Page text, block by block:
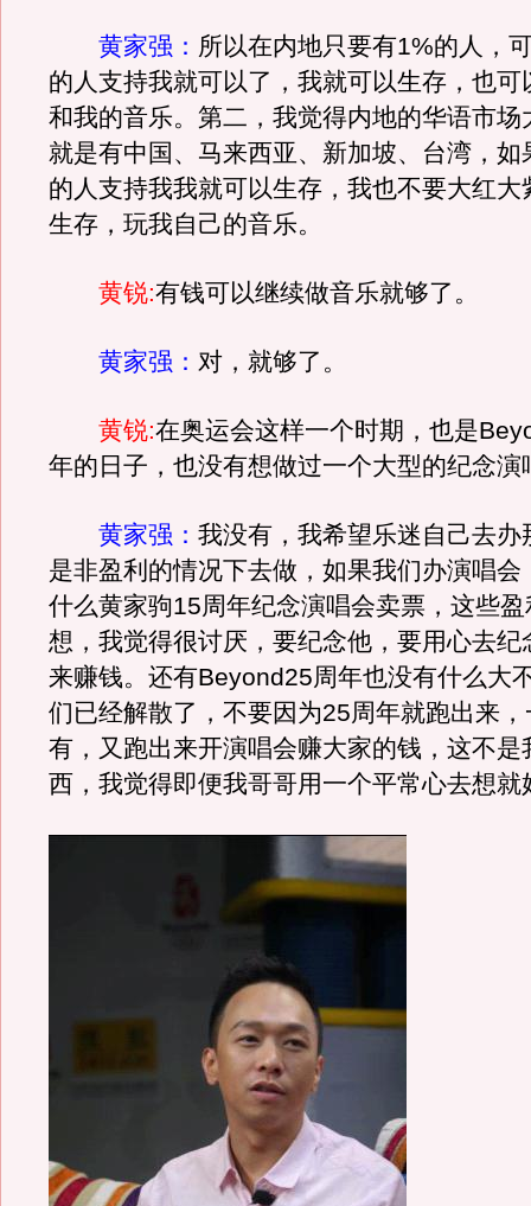
黄家强： 所以在内地只要有1%的人，
的人支持我就可以了，我就可以生存，也可
和我的音乐。第二，我觉得内地的华语市场
就是有中国、马来西亚、新加坡、台湾，如
的人支持我我就可以生存，我也不要大红大
生存，玩我自己的音乐。
黄锐:有钱可以继续做音乐就够了。
黄家强： 对，就够了。
黄锐:在奥运会这样一个时期，也是
年的日子，也没有想做过一个大型的纪念演
黄家强： 我没有，我希望乐迷自己去办
是非盈利的情况下去做，如果我们办演唱会
什么黄家驹15周年纪念演唱会卖票，这些
想，我觉得很讨厌，要纪念他，要用心去纪
来赚钱。还有Beyond25周年也没有什么大
们已经解散了，不要因为25周年就跑出来
有，又跑出来开演唱会赚大家的钱，这不是
西，我觉得即便我哥哥用一个平常心去想就